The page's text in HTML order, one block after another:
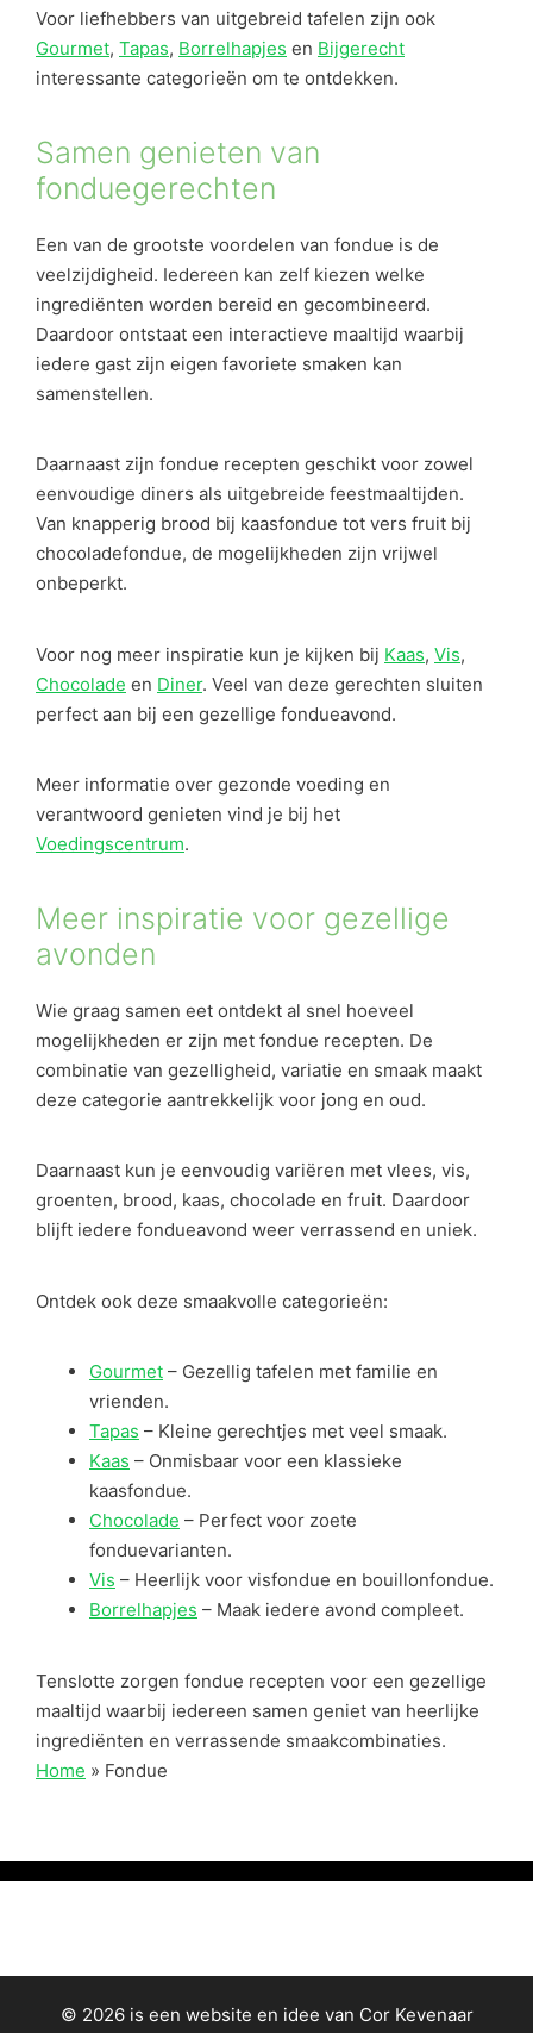
Voor liefhebbers van uitgebreid tafelen zijn ook
Gourmet, Tapas, Borrelhapjes en Bijgerecht
interessante categorieën om te ontdekken.
Samen genieten van
fonduegerechten
Een van de grootste voordelen van fondue is de
veelzijdigheid. Iedereen kan zelf kiezen welke
ingrediënten worden bereid en gecombineerd.
Daardoor ontstaat een interactieve maaltijd waarbij
iedere gast zijn eigen favoriete smaken kan
samenstellen.
Daarnaast zijn fondue recepten geschikt voor zowel
eenvoudige diners als uitgebreide feestmaaltijden.
Van knapperig brood bij kaasfondue tot vers fruit bij
chocoladefondue, de mogelijkheden zijn vrijwel
onbeperkt.
Voor nog meer inspiratie kun je kijken bij Kaas, Vis,
Chocolade en Diner. Veel van deze gerechten sluiten
perfect aan bij een gezellige fondueavond.
Meer informatie over gezonde voeding en
verantwoord genieten vind je bij het
Voedingscentrum.
Meer inspiratie voor gezellige
avonden
Wie graag samen eet ontdekt al snel hoeveel
mogelijkheden er zijn met fondue recepten. De
combinatie van gezelligheid, variatie en smaak maakt
deze categorie aantrekkelijk voor jong en oud.
Daarnaast kun je eenvoudig variëren met vlees, vis,
groenten, brood, kaas, chocolade en fruit. Daardoor
blijft iedere fondueavond weer verrassend en uniek.
Ontdek ook deze smaakvolle categorieën:
Gourmet – Gezellig tafelen met familie en
vrienden.
Tapas – Kleine gerechtjes met veel smaak.
Kaas – Onmisbaar voor een klassieke
kaasfondue.
Chocolade – Perfect voor zoete
fonduevarianten.
Vis – Heerlijk voor visfondue en bouillonfondue.
Borrelhapjes – Maak iedere avond compleet.
Tenslotte zorgen fondue recepten voor een gezellige
maaltijd waarbij iedereen samen geniet van heerlijke
ingrediënten en verrassende smaakcombinaties.
Home » Fondue
© 2026 is een website en idee van Cor Kevenaar